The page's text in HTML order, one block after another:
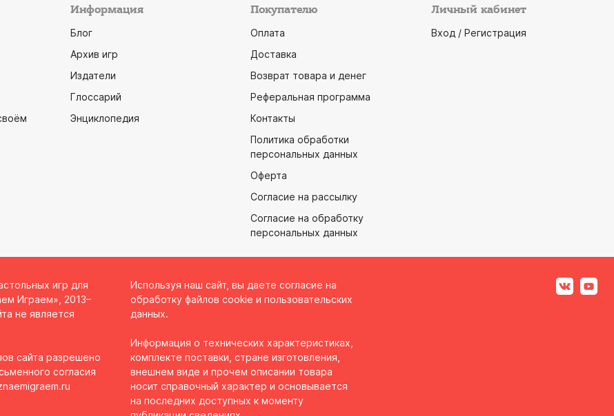
Информация
Блог
Архив игр
Издатели
Глоссарий
Энциклопедия
Покупателю
Оплата
Доставка
Возврат товара и денег
Реферальная программа
Контакты
Политика обработки
персональных данных
Оферта
Согласие на рассылку
Согласие на обработку
персональных данных
Личный кабинет
Вход / Регистрация
игр для
Играем», 2013–
не является
сайта разрешено
согласия
Используя наш сайт, вы даете согласие на
обработку файлов cookie и пользовательских
данных.
Информация о технических характеристиках,
комплекте поставки, стране изготовления,
внешнем виде и прочем описании товара
носит справочный характер и основывается
на последних доступных к моменту